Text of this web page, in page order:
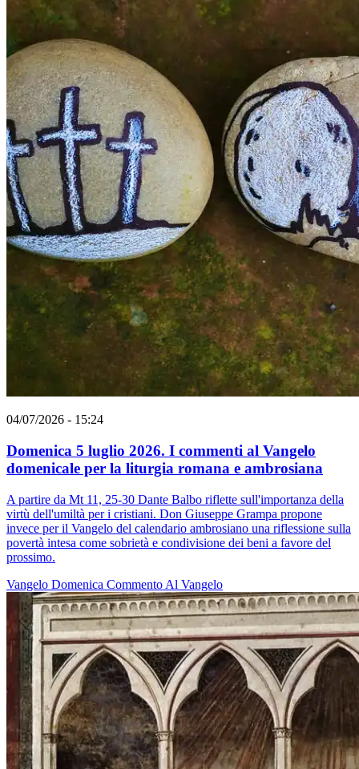
04/07/2026 - 15:24
Domenica 5 luglio 2026. I commenti al Vangelo
domenicale per la liturgia romana e ambrosiana
A partire da Mt 11, 25-30 Dante Balbo riflette sull'importanza della
virtù dell'umiltà per i cristiani. Don Giuseppe Grampa propone
invece per il Vangelo del calendario ambrosiano una riflessione sulla
povertà intesa come sobrietà e condivisione dei beni a favore del
prossimo.
Vangelo Domenica Commento Al Vangelo